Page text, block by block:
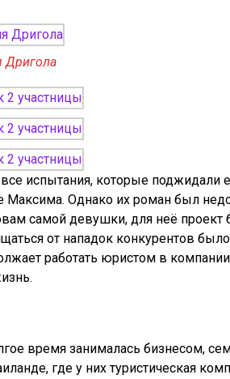
Дригола
испытания, которые поджидали
Максима. Однако их роман был
самой девушки, для неё проект
от нападок конкурентов
работать юристом в
время занималась бизнесом,
где у них туристическая